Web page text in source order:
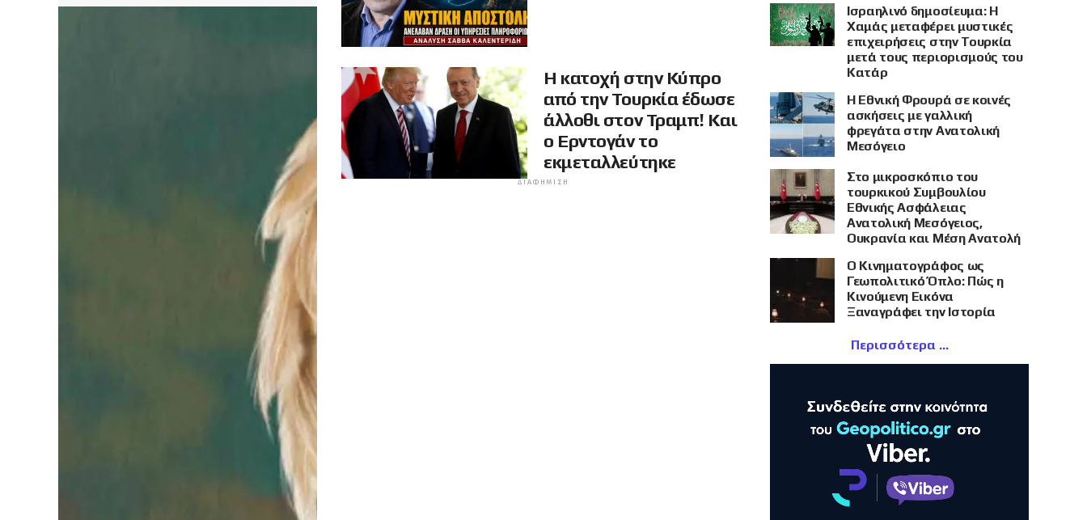
Η κατοχή στην Κύπρο
από την Τουρκία έδωσε
άλλοθι στον Τραμπ! Και
ο Ερντογάν το
εκμεταλλεύτηκε
ΔΙΑΦΉΜΙΣΗ
Ισραηλινό δημοσίευμα: Η
Χαμάς μεταφέρει μυστικές
επιχειρήσεις στην Τουρκία
μετά τους περιορισμούς του
Κατάρ
Η Εθνική Φρουρά σε κοινές
ασκήσεις με γαλλική
φρεγάτα στην Ανατολική
Μεσόγειο
Στο μικροσκόπιο του
τουρκικού Συμβουλίου
Εθνικής Ασφάλειας
Ανατολική Μεσόγειος,
Ουκρανία και Μέση Ανατολή
Ο Κινηματογράφος ως
Γεωπολιτικό Όπλο: Πώς η
Κινούμενη Εικόνα
Ξαναγράφει την Ιστορία
Περισσότερα